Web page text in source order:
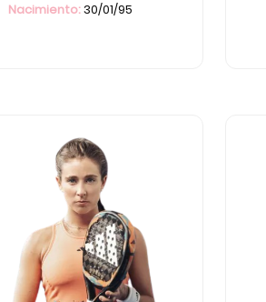
Nacimiento:30/01/95